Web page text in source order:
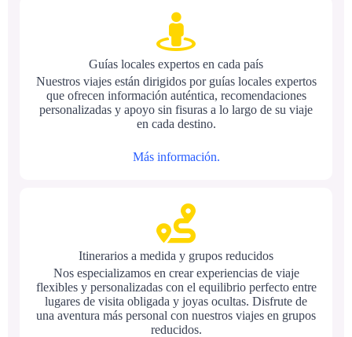
Guías locales expertos en cada país
Nuestros viajes están dirigidos por guías locales expertos
que ofrecen información auténtica, recomendaciones
personalizadas y apoyo sin fisuras a lo largo de su viaje
en cada destino.
Más información.
Itinerarios a medida y grupos reducidos
Nos especializamos en crear experiencias de viaje
flexibles y personalizadas con el equilibrio perfecto entre
lugares de visita obligada y joyas ocultas. Disfrute de
una aventura más personal con nuestros viajes en grupos
reducidos.